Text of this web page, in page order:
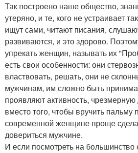
Так построено наше общество,
утеряно, и те, кого не устраивает
ищут сами, читают писания,
развиваются, и это здорово.
упрекать женщин, называть их
есть свои особенности: они
властвовать, решать, они не
мужчинам, им сложно быть
проявляют активность, чрезмерную
вместо того, чтобы вручить пальму
современной женщине проще
довериться мужчине.
И если посмотреть на